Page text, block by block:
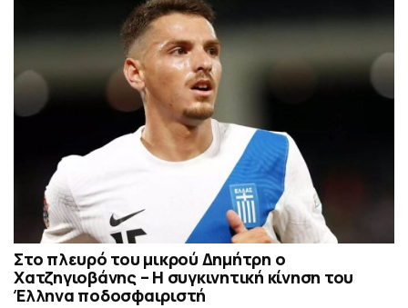
Στο πλευρό του μικρού Δημήτρη ο
Χατζηγιοβάνης – Η συγκινητική κίνηση του
Έλληνα ποδοσφαιριστή